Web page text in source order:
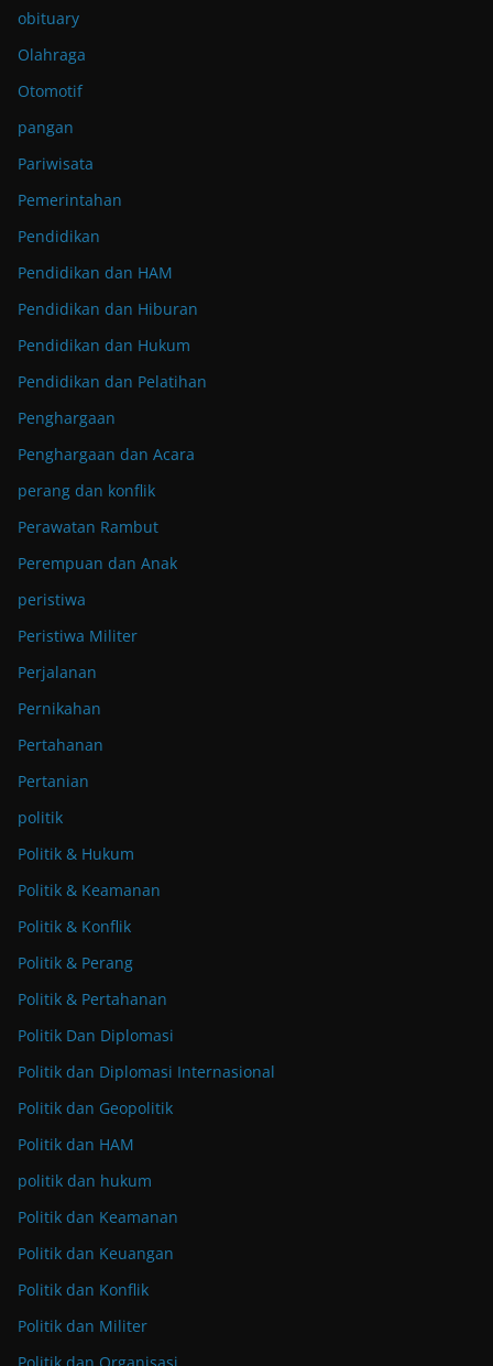
obituary
Olahraga
Otomotif
pangan
Pariwisata
Pemerintahan
Pendidikan
Pendidikan dan HAM
Pendidikan dan Hiburan
Pendidikan dan Hukum
Pendidikan dan Pelatihan
Penghargaan
Penghargaan dan Acara
perang dan konflik
Perawatan Rambut
Perempuan dan Anak
peristiwa
Peristiwa Militer
Perjalanan
Pernikahan
Pertahanan
Pertanian
politik
Politik & Hukum
Politik & Keamanan
Politik & Konflik
Politik & Perang
Politik & Pertahanan
Politik Dan Diplomasi
Politik dan Diplomasi Internasional
Politik dan Geopolitik
Politik dan HAM
politik dan hukum
Politik dan Keamanan
Politik dan Keuangan
Politik dan Konflik
Politik dan Militer